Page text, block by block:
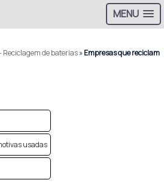
MENU
Reciclagem de baterias»Empresas que reciclam
usadas